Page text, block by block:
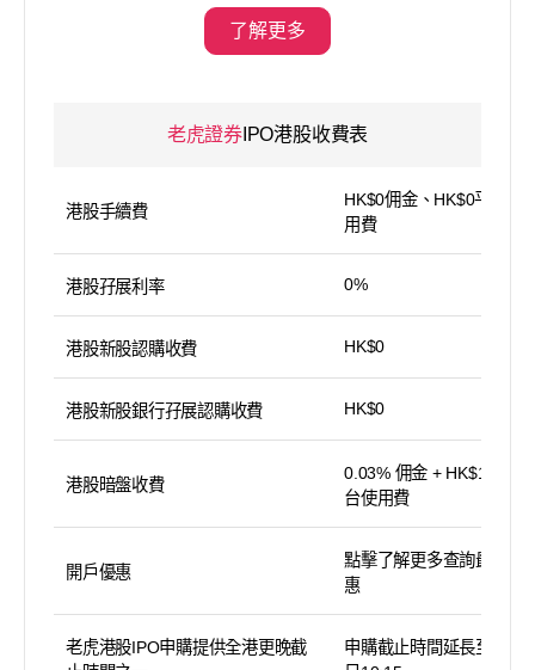
了解更多
老虎證券IPO港股收費表
港股手續費
HK$0佣金、HK$0平台使
用費
港股孖展利率 0%
港股新股認購收費 HK$0
港股新股銀行孖展認購收費 HK$0
港股暗盤收費
0.03% 佣金 + HK$15 平
台使用費
開戶優惠
點擊了解更多查詢最新優
惠
老虎港股IPO申購提供全港更晚截
申購截止時間延長至截止